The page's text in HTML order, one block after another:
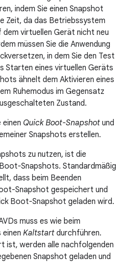
indem Sie einen Snapshot
Zeit, da das Betriebssystem
dem virtuellen Gerät nicht neu
müssen Sie die Anwendung
in dem Sie den Test
Starten eines virtuellen Geräts
ähnelt dem Aktivieren eines
Ruhemodus im Gegensatz
Zustand.
einen Quick Boot-Snapshot und
Snapshots erstellen.
zu nutzen, ist die
Snapshots. Standardmäßig
dass beim Beenden
Snapshot gespeichert und
Boot-Snapshot geladen wird.
muss es wie beim
Kaltstart durchführen.
ist, werden alle nachfolgenden
Snapshot geladen und